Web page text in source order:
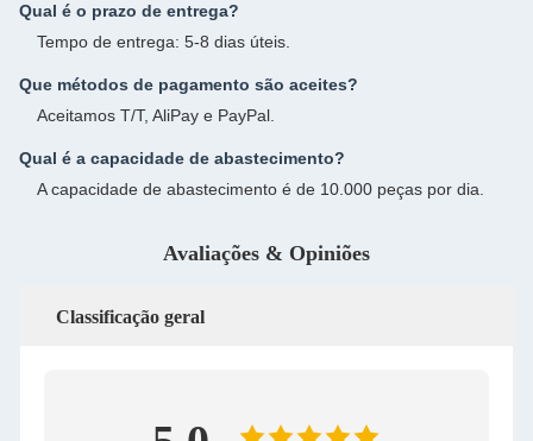
Qual é o prazo de entrega?
Tempo de entrega: 5-8 dias úteis.
Que métodos de pagamento são aceites?
Aceitamos T/T, AliPay e PayPal.
Qual é a capacidade de abastecimento?
A capacidade de abastecimento é de 10.000 peças por dia.
Avaliações & Opiniões
Classificação geral